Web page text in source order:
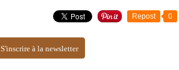
Repost 0
S'inscrire à la newsletter